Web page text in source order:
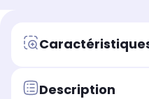
Description